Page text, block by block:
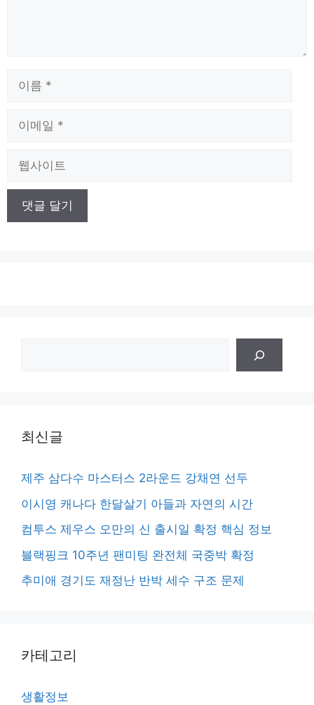
최신글
제주 삼다수 마스터스 2라운드 강채연 선두
이시영 캐나다 한달살기 아들과 자연의 시간
컴투스 제우스 오만의 신 출시일 확정 핵심 정보
블랙핑크 10주년 팬미팅 완전체 국중박 확정
추미애 경기도 재정난 반박 세수 구조 문제
카테고리
생활정보